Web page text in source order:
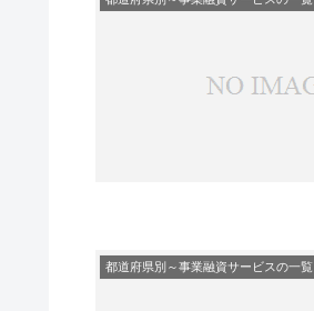
都道府県別～事業融資サービスの一覧